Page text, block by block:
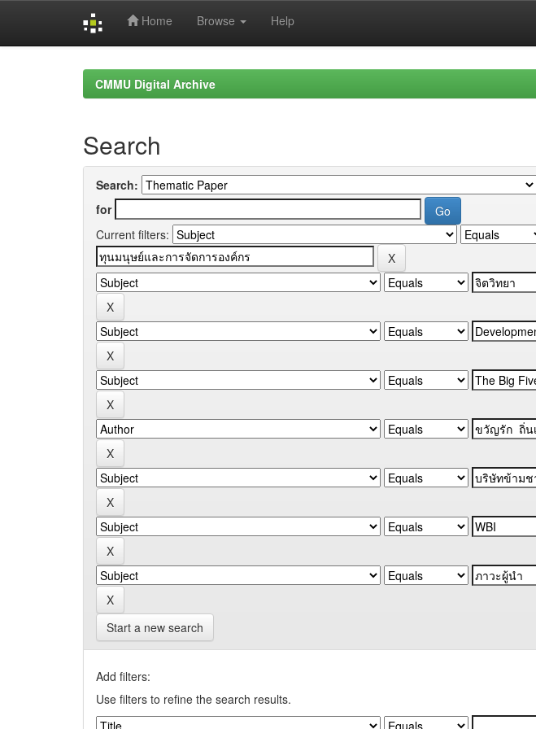
Home Browse Help
CMMU Digital Archive
Search
Search:
for
Current filters:
Start a new search
Add filters:
Use filters to refine the search results.